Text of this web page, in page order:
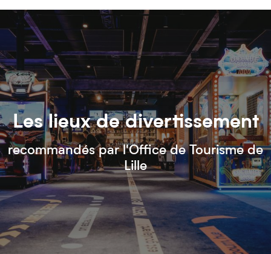
Les lieux de divertissement
recommandés par l'Office de Tourisme de
Lille